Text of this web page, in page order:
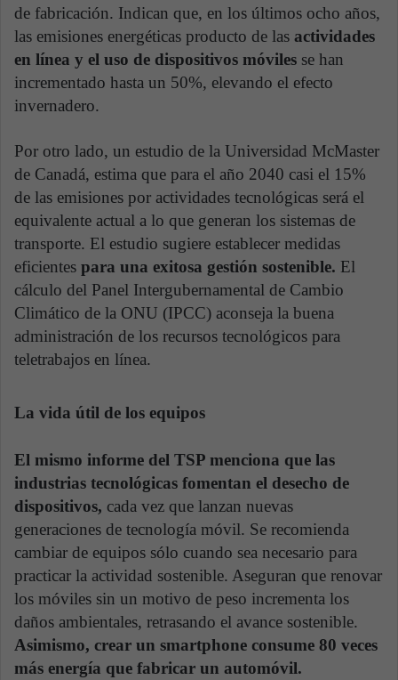
de fabricación. Indican que, en los últimos ocho años,
las emisiones energéticas producto de las actividades
en línea y el uso de dispositivos móviles se han
incrementado hasta un 50%, elevando el efecto
invernadero.
Por otro lado, un estudio de la Universidad McMaster
de Canadá, estima que para el año 2040 casi el 15%
de las emisiones por actividades tecnológicas será el
equivalente actual a lo que generan los sistemas de
transporte. El estudio sugiere establecer medidas
eficientes para una exitosa gestión sostenible. El
cálculo del Panel Intergubernamental de Cambio
Climático de la ONU (IPCC) aconseja la buena
administración de los recursos tecnológicos para
teletrabajos en línea.
La vida útil de los equipos
El mismo informe del TSP menciona que las
industrias tecnológicas fomentan el desecho de
dispositivos, cada vez que lanzan nuevas
generaciones de tecnología móvil. Se recomienda
cambiar de equipos sólo cuando sea necesario para
practicar la actividad sostenible. Aseguran que renovar
los móviles sin un motivo de peso incrementa los
daños ambientales, retrasando el avance sostenible.
Asimismo, crear un smartphone consume 80 veces
más energía que fabricar un automóvil.